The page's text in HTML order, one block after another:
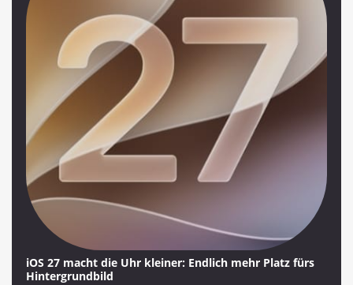
iOS 27 macht die Uhr kleiner: Endlich mehr Platz fürs
Hintergrundbild